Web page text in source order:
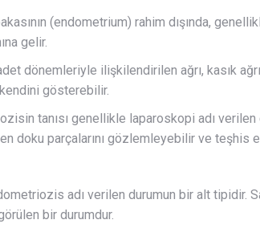
(endometrium) rahim dışında,
gelir.
dönemleriyle ilişkilendirilen ağrı, kasık
gösterebilir.
tanısı genellikle laparoskopi adı
doku parçalarını gözlemleyebilir ve teşhis
adı verilen durumun bir alt tipidir.
bir durumdur.